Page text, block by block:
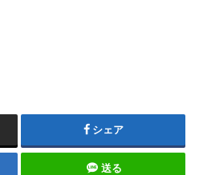
シェア
送る